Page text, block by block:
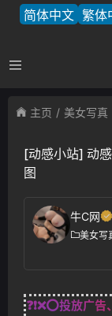
简体中文 繁体
主页 美女写真
[动感小站] 动
图
牛C网
美女写
❓❗❌⭕投放广